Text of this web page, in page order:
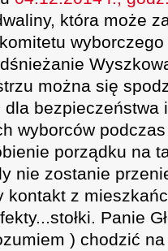
która może
można się
bezpieczeństwa
wyborców
porządku na
nie zostanie
kontakt z
Panie
) chodzić